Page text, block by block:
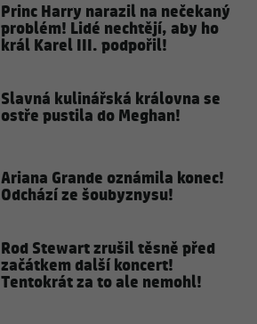
Princ Harry narazil na nečekaný
problém! Lidé nechtějí, aby ho
král Karel III. podpořil!
Slavná kulinářská královna se
ostře pustila do Meghan!
Ariana Grande oznámila konec!
Odchází ze šoubyznysu!
Rod Stewart zrušil těsně před
začátkem další koncert!
Tentokrát za to ale nemohl!